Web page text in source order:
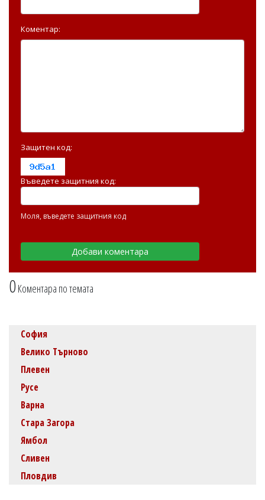
0Коментара по темата
Коментар:
Защитен код:
Въведете защитния код:
Моля, въведете защитния код
София
Велико Търново
Плевен
Русе
Варна
Стара Загора
Ямбол
Сливен
Пловдив